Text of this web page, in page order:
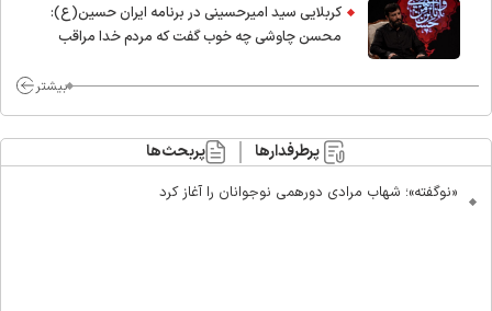
کربلایی سید امیر‌حسینی در برنامه ایران حسین(ع):
محسن چاوشی چه خوب گفت که مردم خدا مراقب
بیشتر
پرطرفدارها پربحث‌ها
«نوگفته»؛ شهاب مرادی دورهمی نوجوانان را آغاز کرد